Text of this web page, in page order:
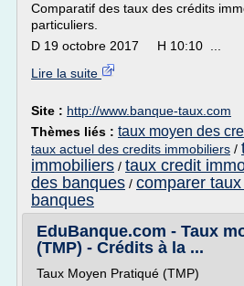
Comparatif des taux des crédits
particuliers.
D 19 octobre 2017 H 10:10 ...
Lire la suite
Site : http://www.banque-taux.com
Thèmes liés : taux moyen des
taux actuel des credits immobiliers /
immobiliers / taux credit
des banques / comparer
banques
EduBanque.com - Taux
(TMP) - Crédits à la ...
Taux Moyen Pratiqué (TMP)